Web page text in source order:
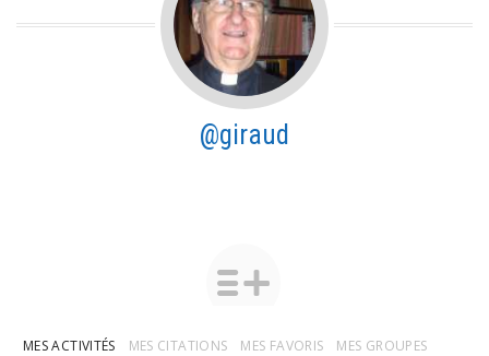
@giraud
MES ACTIVITÉS MES CITATIONS MES FAVORIS MES GROUPES